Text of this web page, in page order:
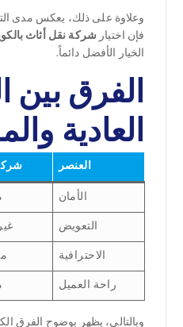
وعلاوة على ذلك، يعكس مدى
فإن اختيارشركة نقل أثاث
الخيار الأفضل دائماً.
الفرق
العادية
العنصر
الأمان
التعويض
الاحترافية
راحة العميل
وبالتالي، يظهر بوضوح الفرق